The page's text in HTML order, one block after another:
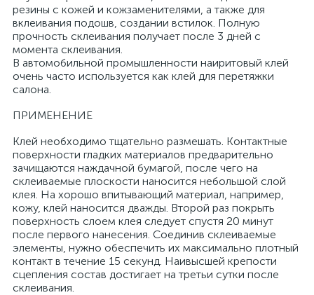
резины с кожей и кожзаменителями, а также для
вклеивания подошв, создании встилок. Полную
прочность склеивания получает после 3 дней с
момента склеивания.
В автомобильной промышленности наиритовый клей
очень часто используется как клей для перетяжки
салона.
ПРИМЕНЕНИЕ
Клей необходимо тщательно размешать. Контактные
поверхности гладких материалов предварительно
зачищаются наждачной бумагой, после чего на
склеиваемые плоскости наносится небольшой слой
клея. На хорошо впитывающий материал, например,
кожу, клей наносится дважды. Второй раз покрыть
поверхность слоем клея следует спустя 20 минут
после первого нанесения. Соединив склеиваемые
элементы, нужно обеспечить их максимально плотный
контакт в течение 15 секунд. Наивысшей крепости
сцепления состав достигает на третьи сутки после
склеивания.